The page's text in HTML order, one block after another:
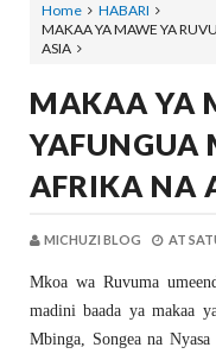
Home
HABARI
MAKAA YA MAWE YA
ASIA
MAKAA YA
YAFUNGUA
AFRIKA NA
MICHUZI BLOG AT
Mkoa wa Ruvuma
madini baada ya makaa
Mbinga, Songea na